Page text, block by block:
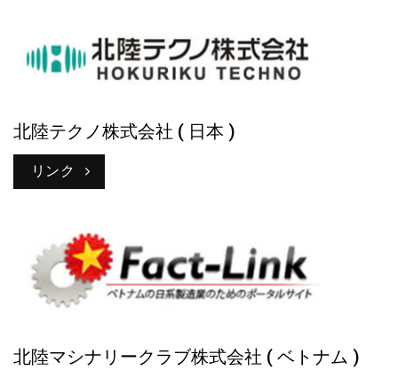
北陸テクノ株式会社 ( 日本 )
リンク
北陸マシナリークラブ株式会社 ( ベトナム )